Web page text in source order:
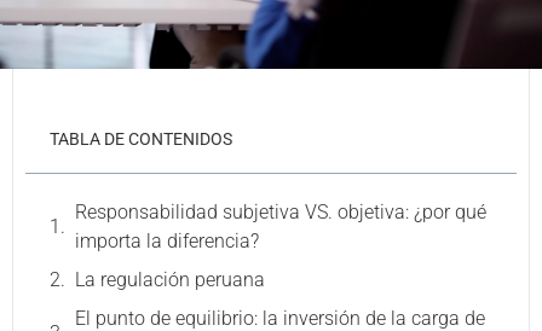
TABLA DE CONTENIDOS
Responsabilidad subjetiva VS. objetiva: ¿por qué
importa la diferencia?
La regulación peruana
El punto de equilibrio: la inversión de la carga de